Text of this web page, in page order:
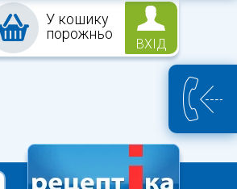
У кошику
порожньо
ВХІД